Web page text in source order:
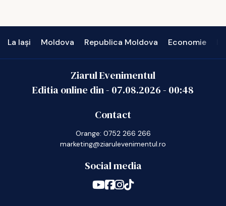
La Iași Moldova Republica Moldova Economie
Ziarul Evenimentul
Editia online din - 07.08.2026- 00:48
Contact
Orange: 0752 266 266
marketing@ziarulevenimentul.ro
Social media